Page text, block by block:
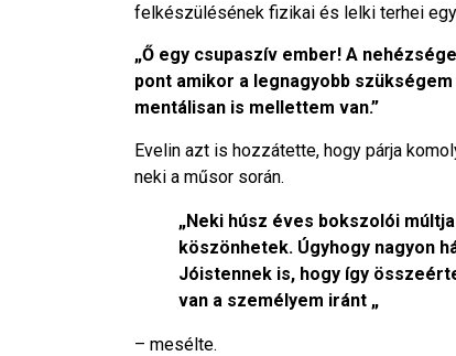
felkészülésének fizikai és lelki terhei
„Ő egy csupaszív ember! A
pont amikor a legnagyobb
mentálisan is mellettem van.”
Evelin azt is hozzátette, hogy párja
neki a műsor során.
„Neki húsz éves bokszolói
köszönhetek. Úgyhogy nagyon
Jóistennek is, hogy így
van a személyem iránt „
– mesélte.